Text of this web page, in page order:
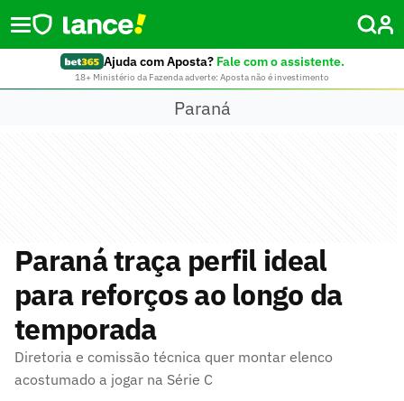
Ajuda com Aposta? Fale com o assistente.
18+ Ministério da Fazenda adverte: Aposta não é investimento
Paraná
Paraná traça perfil ideal
para reforços ao longo da
temporada
Diretoria e comissão técnica quer montar elenco
acostumado a jogar na Série C